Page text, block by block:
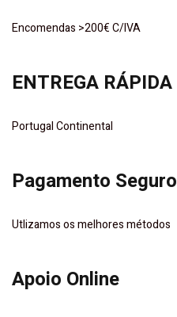
Encomendas >200€ C/IVA
ENTREGA RÁPIDA
Portugal Continental
Pagamento Seguro
Utlizamos os melhores métodos
Apoio Online